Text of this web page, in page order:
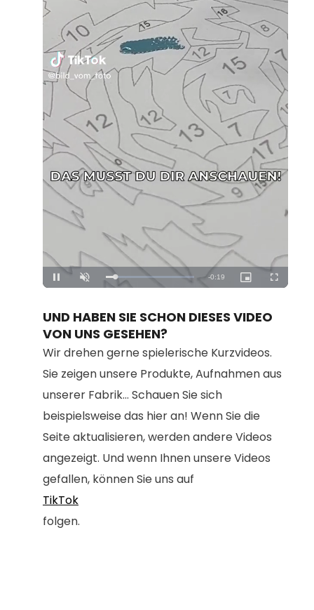
Unmute Loaded:
100.00%
UND HABEN SIE SCHON DIESES VIDEO
VON UNS GESEHEN?
Wir drehen gerne spielerische Kurzvideos.
Sie zeigen unsere Produkte, Aufnahmen aus
unserer Fabrik... Schauen Sie sich
beispielsweise das hier an! Wenn Sie die
Seite aktualisieren, werden andere Videos
angezeigt. Und wenn Ihnen unsere Videos
gefallen, können Sie uns auf
TikTok
folgen.